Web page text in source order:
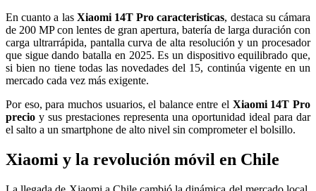
En cuanto a las Xiaomi 14T Pro caracteristicas, destaca su cámara
de 200 MP con lentes de gran apertura, batería de larga duración con
carga ultrarrápida, pantalla curva de alta resolución y un procesador
que sigue dando batalla en 2025. Es un dispositivo equilibrado que,
si bien no tiene todas las novedades del 15, continúa vigente en un
mercado cada vez más exigente.
Por eso, para muchos usuarios, el balance entre el Xiaomi 14T Pro
precio y sus prestaciones representa una oportunidad ideal para dar
el salto a un smartphone de alto nivel sin comprometer el bolsillo.
Xiaomi y la revolución móvil en Chile